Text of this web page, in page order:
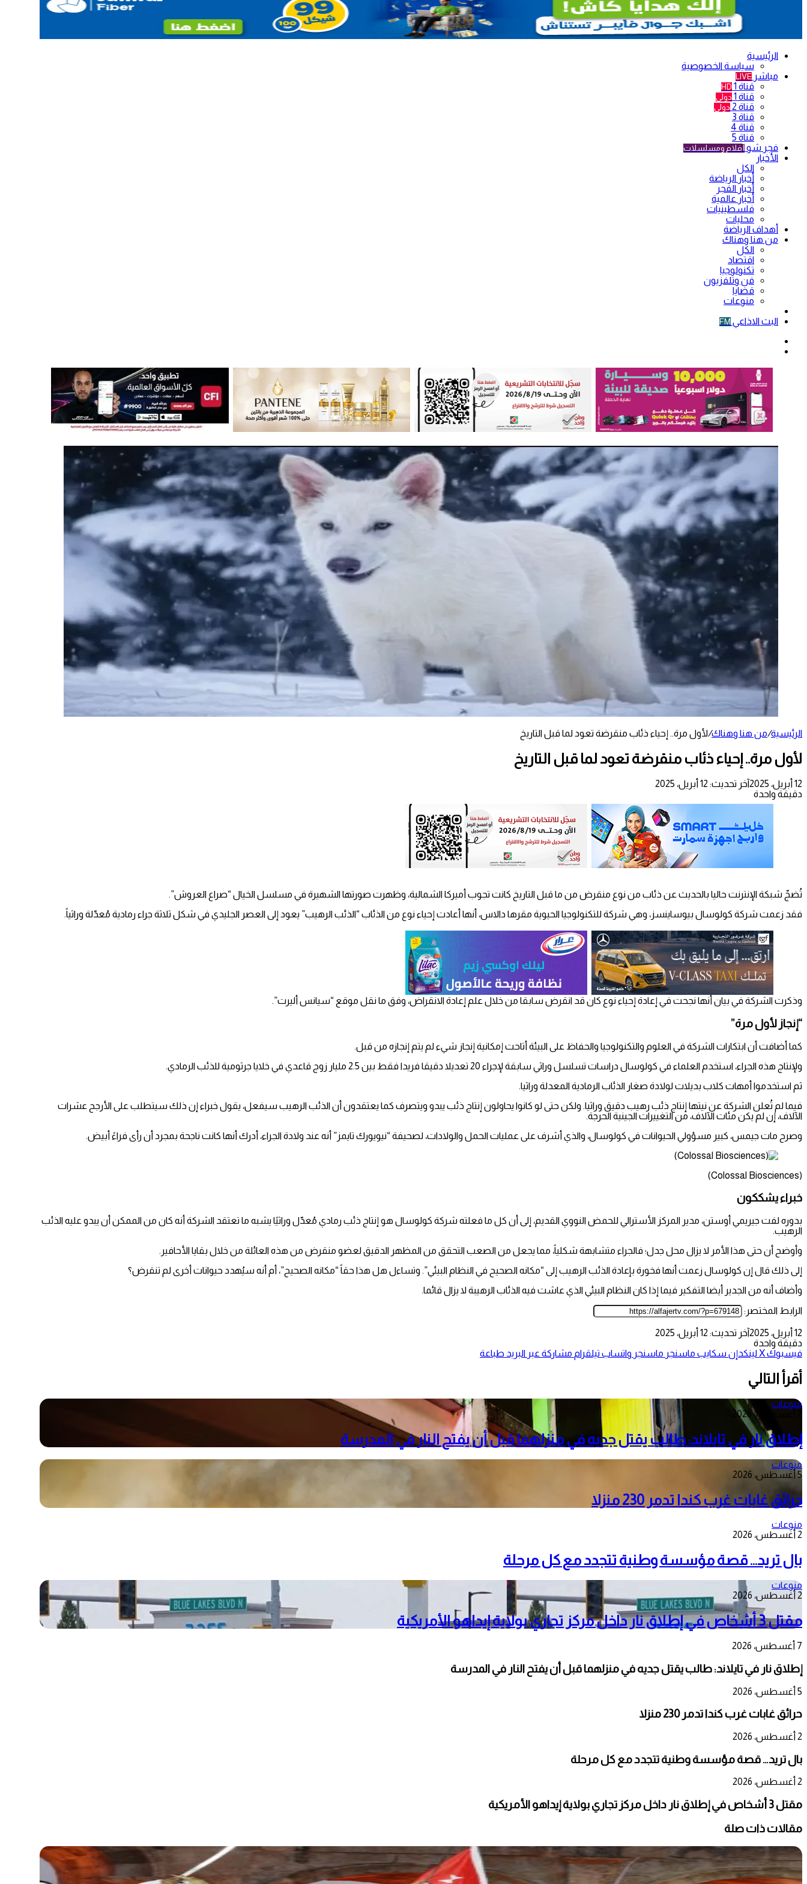
الرئيسية
سياسة الخصوصية
مباشر LIVE
قناة 1 HD
قناة 1 دولي
قناة 2 دولي
قناة 3
قناة 4
قناة 5
فجر شو أفلام ومسلسلات
الأخبار
الكل
أخبار الرياضة
أخبار الفجر
أخبار عالمية
فلسطينيات
محليات
أهداف الرياضة
من هنا وهناك
الكل
اقتصاد
تكنولوجيا
فن وتلفزيون
قضايا
منوعات
البث الاذاعي FM
الرئيسية/من هنا وهناك/لأول مرة.. إحياء ذئاب منقرضة تعود لما قبل التاريخ
لأول مرة.. إحياء ذئاب منقرضة تعود لما قبل التاريخ
12 أبريل، 2025
آخر تحديث: 12 أبريل، 2025
دقيقة واحدة
تُضجّ شبكة الإنترنت حاليا بالحديث عن ذئاب من نوع منقرض من ما قبل التاريخ كانت تجوب أميركا الشمالية، وظهرت صورتها الشهيرة في مسلسل الخيال “صراع العروش”.
فقد زعمت شركة كولوسال بيوساينسز، وهي شركة للتكنولوجيا الحيوية مقرها دالاس، أنها أعادت إحياء نوع من الذئاب “الذئب الرهيب” يعود إلى العصر الجليدي في شكل ثلاثة جراء رمادية مُعدّلة وراثياً.
وذكرت الشركة في بيان أنها نجحت في إعادة إحياء نوع كان قد انقرض سابقا من خلال علم إعادة الانقراض، وفق ما نقل موقع “سيانس أليرت”.
“إنجاز لأول مرة”
كما أضافت أن ابتكارات الشركة في العلوم والتكنولوجيا والحفاظ على البيئة أتاحت إمكانية إنجاز شيء لم يتم إنجازه من قبل.
ولإنتاج هذه الجراء، استخدم العلماء في كولوسال دراسات تسلسل وراثي سابقة لإجراء 20 تعديلا دقيقا فريدا فقط بين 2.5 مليار زوج قاعدي في خلايا جرثومية للذئب الرمادي.
ثم استخدموا أمهات كلاب بديلات لولادة صغار الذئاب الرمادية المعدلة وراثيا.
فيما لم تُعلن الشركة عن نيتها إنتاج ذئب رهيب دقيق وراثيا. ولكن حتى لو كانوا يحاولون إنتاج ذئب يبدو ويتصرف كما يعتقدون أن الذئب الرهيب سيفعل، يقول خبراء إن ذلك سيتطلب على الأرجح عشرات
الآلاف، إن لم يكن مئات الآلاف، من التغييرات الجينية الحرجة.
وصرح مات جيمس، كبير مسؤولي الحيوانات في كولوسال، والذي أشرف على عمليات الحمل والولادات، لصحيفة “نيويورك تايمز” أنه عند ولادة الجراء، أدرك أنها كانت ناجحة بمجرد أن رأى فراءً أبيض.
(Colossal Biosciences)
خبراء يشككون
بدوره لفت جيريمي أوستن، مدير المركز الأسترالي للحمض النووي القديم، إلى أن كل ما فعلته شركة كولوسال هو إنتاج ذئب رمادي مُعدّل وراثيًا يشبه ما تعتقد الشركة أنه كان من الممكن أن يبدو عليه الذئب
الرهيب.
وأوضح أن حتى هذا الأمر لا يزال محل جدل؛ فالجراء متشابهة شكلياً، مما يجعل من الصعب التحقق من المظهر الدقيق لعضو منقرض من هذه العائلة من خلال بقايا الأحافير.
إلى ذلك قال إن كولوسال زعمت أنها فخورة بإعادة الذئب الرهيب إلى “مكانه الصحيح في النظام البيئي”. وتساءل هل هذا حقاً “مكانه الصحيح”، أم أنه سيُهدد حيوانات أخرى لم تنقرض؟
وأضاف أنه من الجدير أيضا التفكير فيما إذا كان النظام البيئي الذي عاشت فيه الذئاب الرهيبة لا يزال قائما.
الرابط المختصر:
12 أبريل، 2025
آخر تحديث: 12 أبريل، 2025
دقيقة واحدة
فيسبوك‫Xلينكدإن سكايب ماسنجر ماسنجر واتساب تيلقرام مشاركة عبر البريد طباعة
أقرأ التالي
منوعات
إطلاق نار في تايلاند: طالب يقتل جديه في منزلهما قبل أن يفتح النار في المدرسة
منوعات
5 أغسطس، 2026
حرائق غابات غرب كندا تدمر 230 منزلا
منوعات
2 أغسطس، 2026
بال تريد… قصة مؤسسة وطنية تتجدد مع كل مرحلة
منوعات
2 أغسطس، 2026
مقتل 3 أشخاص في إطلاق نار داخل مركز تجاري بولاية إيداهو الأمريكية
7 أغسطس، 2026
إطلاق نار في تايلاند: طالب يقتل جديه في منزلهما قبل أن يفتح النار في المدرسة
5 أغسطس، 2026
حرائق غابات غرب كندا تدمر 230 منزلا
2 أغسطس، 2026
بال تريد… قصة مؤسسة وطنية تتجدد مع كل مرحلة
2 أغسطس، 2026
مقتل 3 أشخاص في إطلاق نار داخل مركز تجاري بولاية إيداهو الأمريكية
مقالات ذات صلة